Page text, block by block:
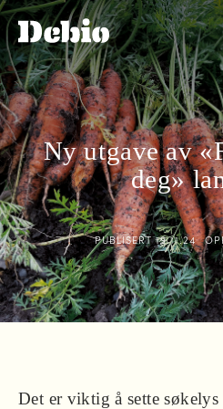
Ny utgave av
deg»
PUBLISERT19.11.24
Det er viktig å sette